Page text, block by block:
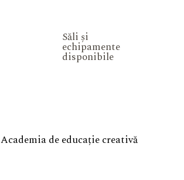
Săli și
echipamente
disponibile
Academia de educație creativă